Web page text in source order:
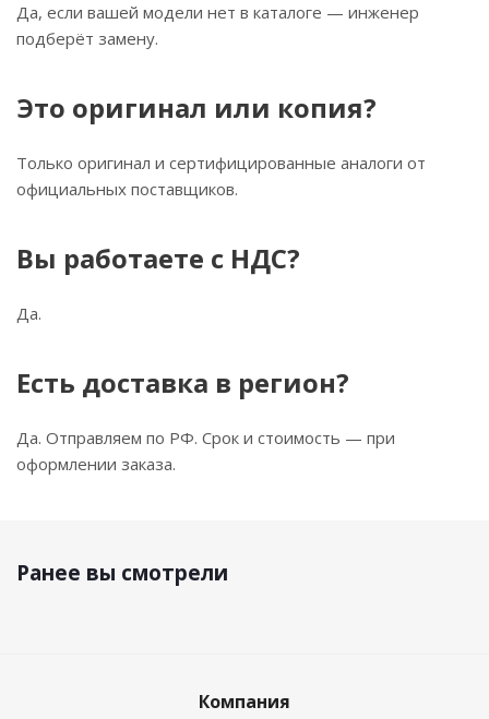
Да, если вашей модели нет в каталоге — инженер
подберёт замену.
Это оригинал или копия?
Только оригинал и сертифицированные аналоги от
официальных поставщиков.
Вы работаете с НДС?
Да.
Есть доставка в регион?
Да. Отправляем по РФ. Срок и стоимость — при
оформлении заказа.
Ранее вы смотрели
Компания